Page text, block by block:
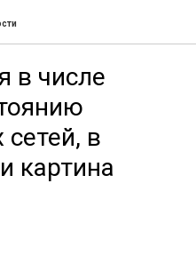
в числе
в
картина